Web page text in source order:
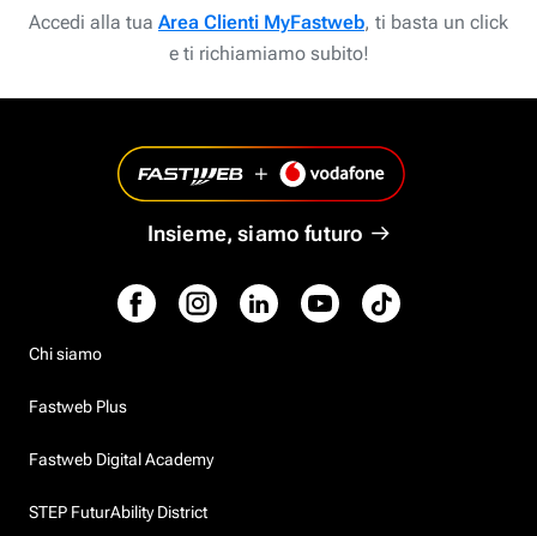
Accedi alla tua Area Clienti MyFastweb, ti basta un click
e ti richiamiamo subito!
Insieme, siamo futuro
Chi siamo
Fastweb Plus
Fastweb Digital Academy
STEP FuturAbility District